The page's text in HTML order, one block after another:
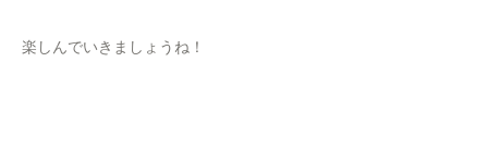
楽しんでいきましょうね！